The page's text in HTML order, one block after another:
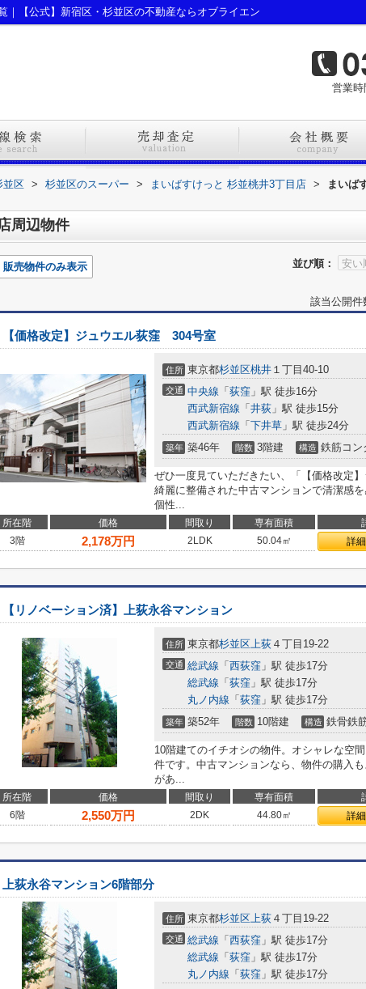
｜【公式】新宿区・杉並区の不動産ならオブライエン
営業時
並区 > 杉並区のスーパー > まいばすけっと 杉並桃井3丁目店 >
まいば
周辺物件
並び順：
販売物件のみ表示
該当公開件
【価格改定】ジュウエル荻窪 304号室
住所 東京都杉並区桃井 １丁目40-10
交通 中央線 「 荻窪 」駅 徒歩16分
西武新宿線 「 井荻 」駅 徒歩15分
西武新宿線 「 下井草 」駅 徒歩24分
築年 築46年 階数 3階建 構造 鉄筋コン
ぜひ一度見ていただきたい、「【価格改定
綺麗に整備された中古マンションで清潔感
個性...
所在階 価格 間取り 専有面積
3階
2,178万円 2LDK 50.04㎡ 詳
【リノベーション済】上荻永谷マンション
住所 東京都杉並区上荻 ４丁目19-22
交通 総武線 「 西荻窪 」駅 徒歩17分
総武線 「 荻窪 」駅 徒歩17分
丸ノ内線 「 荻窪 」駅 徒歩17分
築年 築52年 階数 10階建 構造 鉄骨鉄
10階建てのイチオシの物件。オシャレな空
件です。中古マンションなら、物件の購入
があ...
所在階 価格 間取り 専有面積
6階
2,550万円 2DK 44.80㎡ 詳
上荻永谷マンション6階部分
住所 東京都杉並区上荻 ４丁目19-22
交通 総武線 「 西荻窪 」駅 徒歩17分
総武線 「 荻窪 」駅 徒歩17分
丸ノ内線 「 荻窪 」駅 徒歩17分